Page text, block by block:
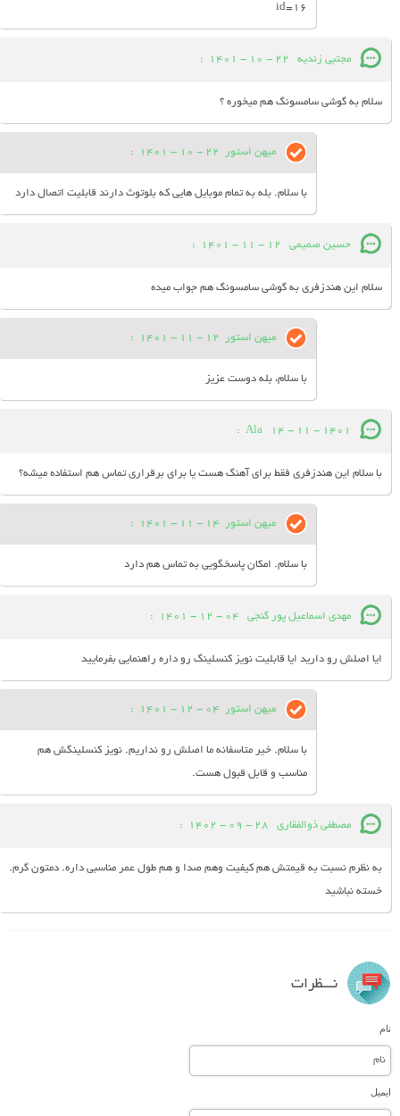
id=16
مجتبی زندیه 22 - 10 - 1401
:
سلام به گوشی سامسونگ هم میخوره ؟
میهن استور 22 - 10 - 1401
:
با سلام. بله به تمام موبایل هایی که بلوتوث دارند قابلیت اتصال دارد
حسین صمیمی 12 - 11 - 1401
:
سلام این هندزفری به گوشی سامسونگ هم جواب میده
میهن استور 12 - 11 - 1401
:
با سلام، بله دوست عزیز
Ala 14 - 11 - 1401
:
با سلام این هندزفری فقط برای آهنگ هست یا برای برقراری تماس هم استفاده میشه؟
میهن استور 14 - 11 - 1401
:
با سلام. امکان پاسخگویی به تماس هم دارد
مهدی اسماعیل پور گنجی 04 - 12 - 1401
:
ایا اصلش رو دارید ایا قابلیت نویز کنسلینگ رو داره راهنمایی بفرمایید
میهن استور 04 - 12 - 1401
:
با سلام. خیر متاسفانه ما اصلش رو نداریم. نویز کنسلینگش هم
مناسب و قابل قبول هست.
مصطفی ذوالفقاری 28 - 09 - 1402
:
به نظرم نسبت به قیمتش هم کیفیت وهم صدا و هم طول عمر مناسبی داره. دمتون گرم.
خسته نباشید
نـــظرات
نام
ایمیل